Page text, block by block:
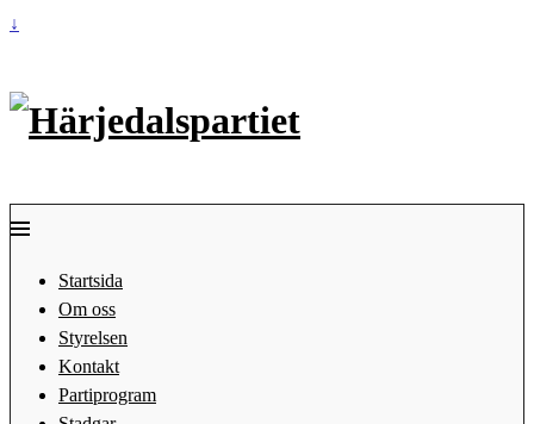
↓
Startsida
Om oss
Styrelsen
Kontakt
Partiprogram